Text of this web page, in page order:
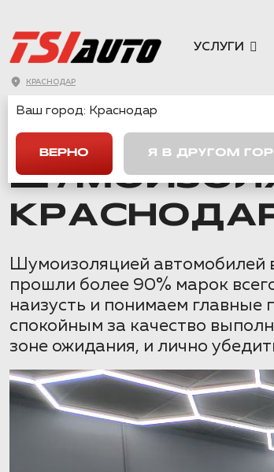
КРАСНОДАР
УСЛУГИ
ГЛАВНАЯ → HAVAL → DARGO
Шумоизоляцией автомобилей
прошли более 90% марок
наизусть и понимаем главные
спокойным за качество
зоне ожидания, и лично
Ваш город: Краснодар
ВЕРНО Я В ДРУГОМ